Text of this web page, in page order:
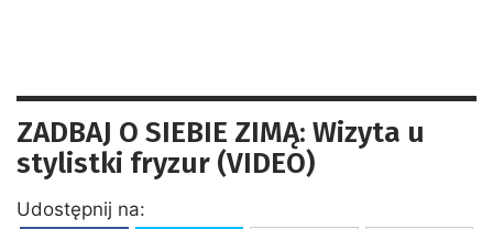
ZADBAJ O SIEBIE ZIMĄ: Wizyta u
stylistki fryzur (VIDEO)
Udostępnij na: